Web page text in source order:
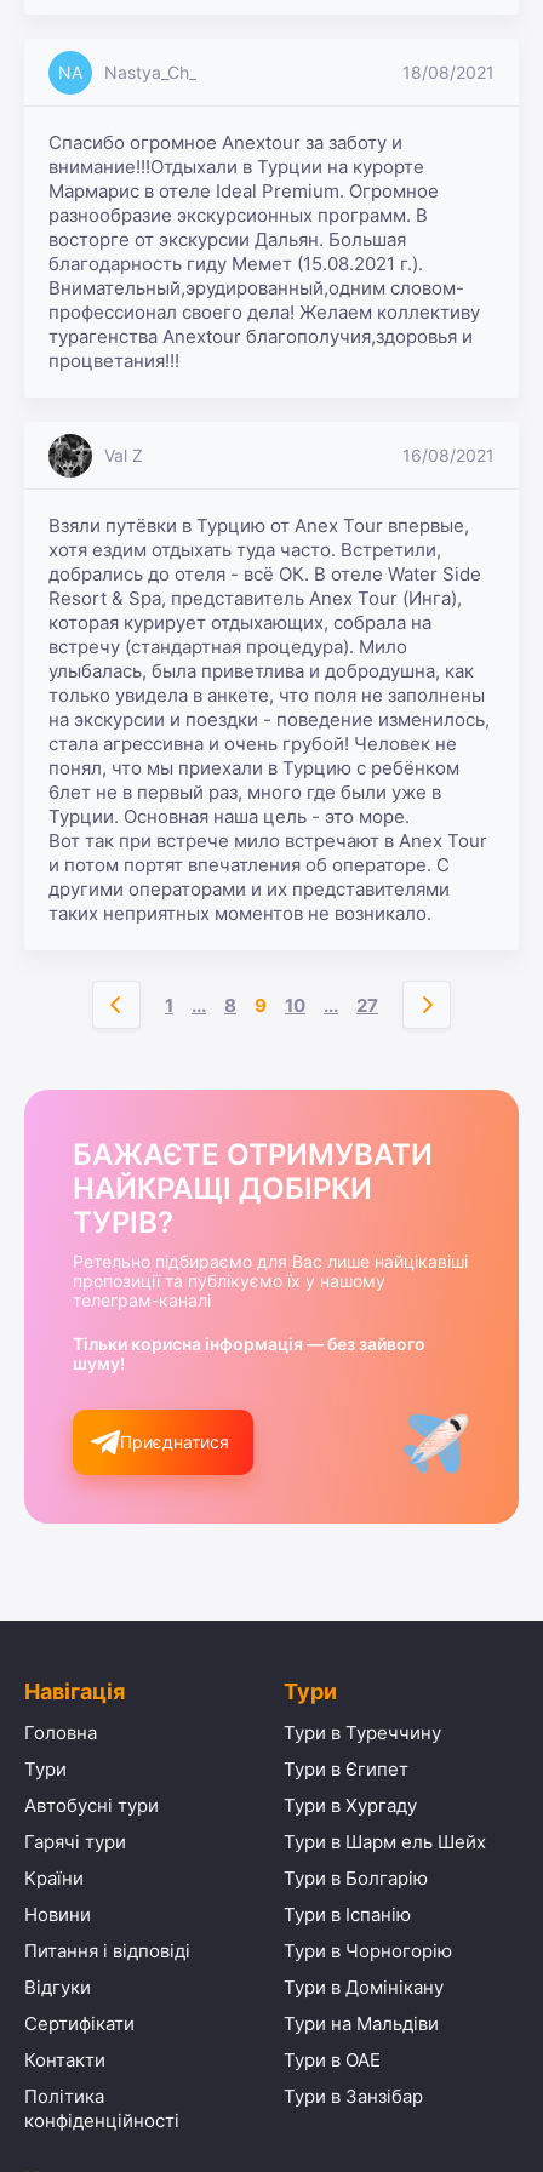
NA Nastya_Ch_ 18/08/2021
Спасибо огромное Anextour за заботу и
внимание!!!Отдыхали в Турции на курорте
Мармарис в отеле Ideal Premium. Огромное
разнообразие экскурсионных программ. В
восторге от экскурсии Дальян. Большая
благодарность гиду Мемет (15.08.2021 г.).
Внимательный,эрудированный,одним словом-
профессионал своего дела! Желаем коллективу
турагенства Anextour благополучия,здоровья и
процветания!!!
Val Z 16/08/2021
Взяли путёвки в Турцию от Anex Tour впервые,
хотя ездим отдыхать туда часто. Встретили,
добрались до отеля - всё ОК. В отеле Water Side
Resort & Spa, представитель Anex Tour (Инга),
которая курирует отдыхающих, собрала на
встречу (стандартная процедура). Мило
улыбалась, была приветлива и добродушна, как
только увидела в анкете, что поля не заполнены
на экскурсии и поездки - поведение изменилось,
стала агрессивна и очень грубой! Человек не
понял, что мы приехали в Турцию с ребёнком
6лет не в первый раз, много где были уже в
Турции. Основная наша цель - это море.
Вот так при встрече мило встречают в Anex Tour
и потом портят впечатления об операторе. С
другими операторами и их представителями
таких неприятных моментов не возникало.
1 ... 8 9 10 ... 27
БАЖАЄТЕ ОТРИМУВАТИ
НАЙКРАЩІ ДОБІРКИ
ТУРІВ?
Ретельно підбираємо для Вас лише найцікавіші
пропозиції та публікуємо їх у нашому
телеграм-каналі
Тільки корисна інформація — без зайвого
шуму!
Приєднатися
Навігація
Головна
Тури
Автобусні тури
Гарячі тури
Країни
Новини
Питання і відповіді
Відгуки
Сертифікати
Контакти
Політика
конфіденційності
Тури
Тури в Туреччину
Тури в Єгипет
Тури в Хургаду
Тури в Шарм ель Шейх
Тури в Болгарію
Тури в Іспанію
Тури в Чорногорію
Тури в Домінікану
Тури на Мальдіви
Тури в ОАЕ
Тури в Занзібар